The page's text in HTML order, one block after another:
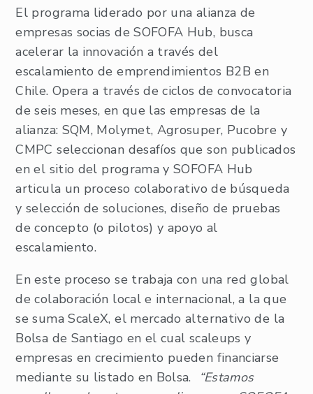
El programa liderado por una alianza de
empresas socias de SOFOFA Hub, busca
acelerar la innovación a través del
escalamiento de emprendimientos B2B en
Chile. Opera a través de ciclos de convocatoria
de seis meses, en que las empresas de la
alianza: SQM, Molymet, Agrosuper, Pucobre y
CMPC seleccionan desafíos que son publicados
en el sitio del programa y SOFOFA Hub
articula un proceso colaborativo de búsqueda
y selección de soluciones, diseño de pruebas
de concepto (o pilotos) y apoyo al
escalamiento.
En este proceso se trabaja con una red global
de colaboración local e internacional, a la que
se suma ScaleX, el mercado alternativo de la
Bolsa de Santiago en el cual scaleups y
empresas en crecimiento pueden financiarse
mediante su listado en Bolsa.
“Estamos